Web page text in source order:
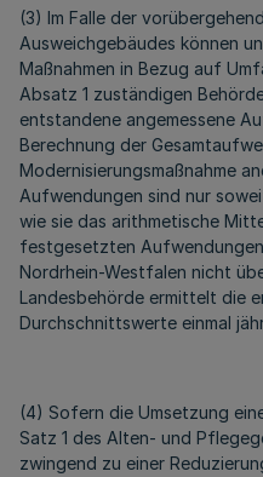
(3) Im Falle der
Ausweichgebäudes können
Maßnahmen in Bezug auf
Absatz 1 zuständigen
entstandene angemessene
Berechnung der
Modernisierungsmaßnahme
Aufwendungen sind nur
wie sie das arithmetische
festgesetzten
Nordrhein-Westfalen nicht
Landesbehörde ermittelt die
Durchschnittswerte einmal
(4) Sofern die Umsetzung
Satz 1 des Alten- und
zwingend zu einer